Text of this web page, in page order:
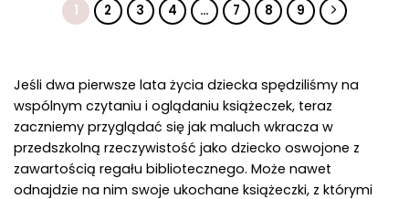
Jeśli dwa pierwsze lata życia dziecka spędziliśmy na
wspólnym czytaniu i oglądaniu książeczek, teraz
zaczniemy przyglądać się jak maluch wkracza w
przedszkolną rzeczywistość jako dziecko oswojone z
zawartością regału bibliotecznego. Może nawet
odnajdzie na nim swoje ukochane książeczki, z którymi
1 2 3 4 … 7 8 9